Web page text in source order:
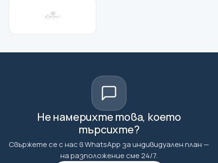
Не намерихте това, което
търсихте?
Свържете се с нас в WhatsApp за индивидуален план —
на разположение сме 24/7.